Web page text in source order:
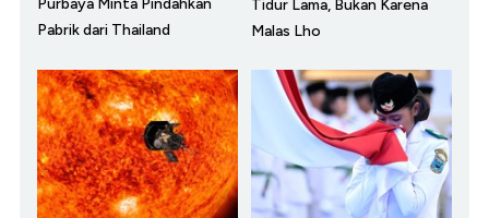
Purbaya Minta Pindahkan
Pabrik dari Thailand
Tidur Lama, Bukan Karena
Malas Lho